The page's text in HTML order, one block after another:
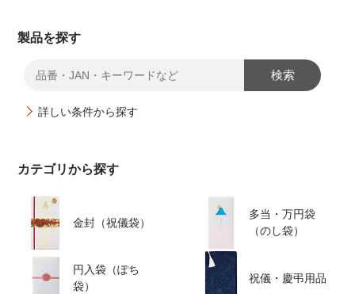
製品を探す
検索
詳しい条件から探す
カテゴリから探す
金封（祝儀袋）
多当・万円袋
（のし袋）
円入袋（ぽち
袋）
祝儀・慶弔用品